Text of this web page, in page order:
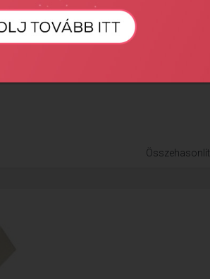
Összehasonlít